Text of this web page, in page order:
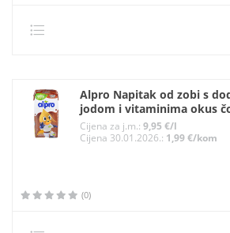
Alpro Napitak od zobi s
jodom i vitaminima okus
Cijena za j.m.:9,95 €/l
Cijena 30.01.2026.: 1,99 €/kom
(0)